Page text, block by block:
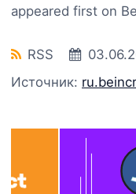
appeared first on
RSS
Источник: